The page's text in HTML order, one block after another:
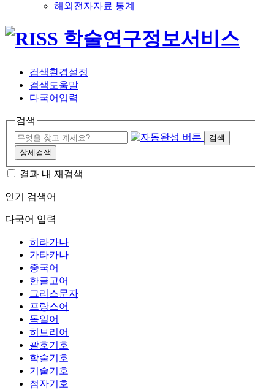
해외전자자료 통계
검색환경설정
검색도움말
다국어입력
검색
검색
상세검색
결과 내 재검색
인기 검색어
다국어 입력
히라가나
가타카나
중국어
한글고어
그리스문자
프랑스어
독일어
히브리어
괄호기호
학술기호
기술기호
첨자기호